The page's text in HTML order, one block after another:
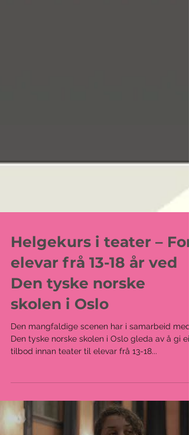
Helgekurs i teater – For
elevar frå 13-18 år ved
Den tyske norske
skolen i Oslo
Den mangfaldige scenen har i samarbeid med